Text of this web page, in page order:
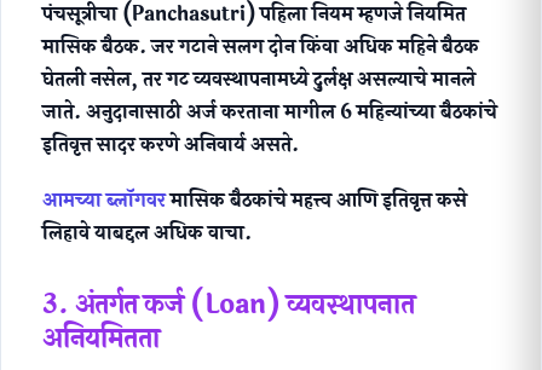
पंचसूत्रीचा (Panchasutri) पहिला नियम म्हणजे नियमित
मासिक बैठक. जर गटाने सलग दोन किंवा अधिक महिने बैठक
घेतली नसेल, तर गट व्यवस्थापनामध्ये दुर्लक्ष असल्याचे मानले
जाते. अनुदानासाठी अर्ज करताना मागील 6 महिन्यांच्या बैठकांचे
इतिवृत्त सादर करणे अनिवार्य असते.
आमच्या ब्लॉगवरमासिक बैठकांचे महत्त्व आणि इतिवृत्त कसे
लिहावे याबद्दल अधिक वाचा.
3. अंतर्गत कर्ज (Loan) व्यवस्थापनात
अनियमितता